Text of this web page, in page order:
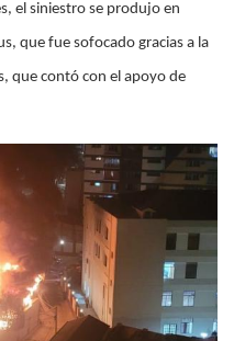
el siniestro se produjo en
que fue sofocado gracias a la
que contó con el apoyo de